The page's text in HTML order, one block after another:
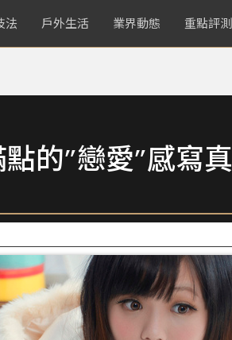
法 戶外生活 業界動態 重點評測
的”戀愛”感寫真